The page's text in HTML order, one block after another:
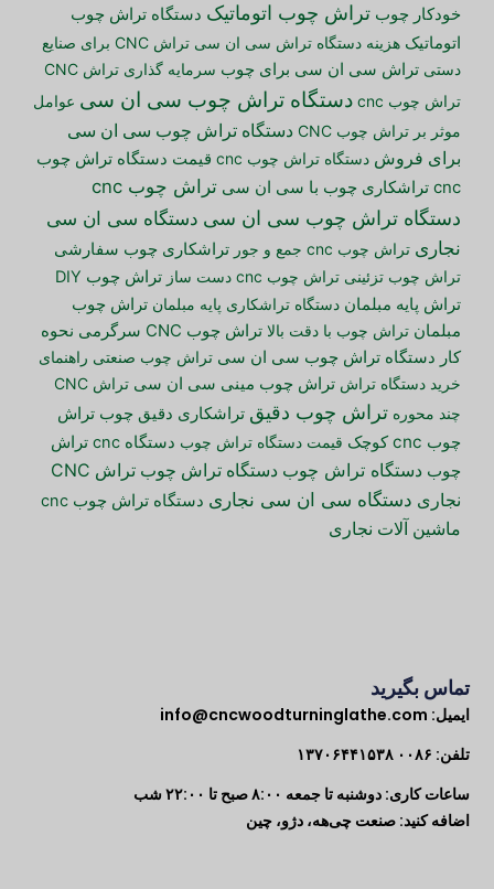
خودکار چوب تراش چوب اتوماتیک دستگاه تراش چوب
اتوماتیک هزینه دستگاه تراش سی ان سی
تراش CNC برای صنایع
دستی تراش سی ان سی برای چوب سرمایه گذاری تراش CNC
تراش چوب cnc
دستگاه تراش چوب سی ان سی عوامل
موثر بر تراش چوب CNC
دستگاه تراش چوب سی ان سی
برای فروش دستگاه تراش چوب cnc
قیمت دستگاه تراش چوب
cnc تراشکاری چوب با سی ان سی تراش چوب cnc
دستگاه تراش چوب سی ان سی دستگاه سی ان سی
نجاری تراش چوب cnc جمع و جور تراشکاری چوب سفارشی
تراش چوب تزئینی تراش چوب cnc دست ساز تراش چوب DIY
تراش پایه مبلمان دستگاه تراشکاری پایه مبلمان تراش چوب
مبلمان تراش چوب با دقت بالا تراش چوب CNC سرگرمی
نحوه
کار دستگاه تراش چوب سی ان سی تراش چوب صنعتی راهنمای
خرید دستگاه تراش تراش چوب مینی سی ان سی
تراش CNC
چند محوره تراش چوب دقیق تراشکاری دقیق چوب تراش
چوب cnc کوچک
قیمت دستگاه تراش چوب
دستگاه cnc تراش
چوب دستگاه تراش چوب دستگاه تراش چوب
تراش CNC
نجاری دستگاه سی ان سی نجاری دستگاه تراش چوب cnc
ماشین آلات نجاری
تماس بگیرید
ایمیل: info@cncwoodturninglathe.com
تلفن: ۰۰۸۶ ۱۳۷۰۶۴۴۱۵۳۸
ساعات کاری: دوشنبه تا جمعه ۸:۰۰ صبح تا ۲۲:۰۰ شب
اضافه کنید: صنعت چی‌هه، دژو، چین